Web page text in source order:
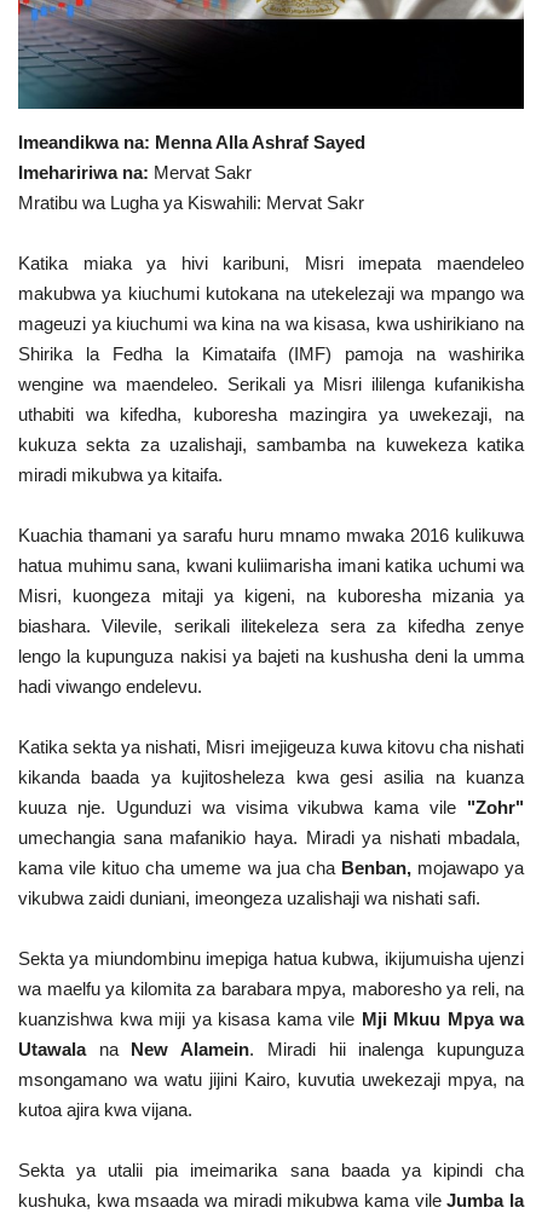
Urithi wa Nasser
Habari
Harakati ya Nasser kwa Vijana
Nasser
Udhamini wa Nasser
Nyaraka na Marejeleo
Waanzilishi
Nyaraka
Nafasi
Washiriki
Video
Maonyesho
Wadhamini
English Swahili español
French Arabic
Imeandikwa na: Menna Alla Ashraf Sayed
Imehaririwa na: Mervat Sakr
Mratibu wa Lugha ya Kiswahili: Mervat Sakr
Katika miaka ya hivi karibuni, Misri imepata maendeleo
makubwa ya kiuchumi kutokana na utekelezaji wa mpango wa
mageuzi ya kiuchumi wa kina na wa kisasa, kwa ushirikiano na
Shirika la Fedha la Kimataifa (IMF) pamoja na washirika
wengine wa maendeleo. Serikali ya Misri ililenga kufanikisha
uthabiti wa kifedha, kuboresha mazingira ya uwekezaji, na
kukuza sekta za uzalishaji, sambamba na kuwekeza katika
miradi mikubwa ya kitaifa.
Kuachia thamani ya sarafu huru mnamo mwaka 2016 kulikuwa
hatua muhimu sana, kwani kuliimarisha imani katika uchumi wa
Misri, kuongeza mitaji ya kigeni, na kuboresha mizania ya
biashara. Vilevile, serikali ilitekeleza sera za kifedha zenye
lengo la kupunguza nakisi ya bajeti na kushusha deni la umma
hadi viwango endelevu.
Katika sekta ya nishati, Misri imejigeuza kuwa kitovu cha nishati
kikanda baada ya kujitosheleza kwa gesi asilia na kuanza
kuuza nje. Ugunduzi wa visima vikubwa kama vile "Zohr"
umechangia sana mafanikio haya. Miradi ya nishati mbadala,
kama vile kituo cha umeme wa jua cha Benban, mojawapo ya
vikubwa zaidi duniani, imeongeza uzalishaji wa nishati safi.
Sekta ya miundombinu imepiga hatua kubwa, ikijumuisha ujenzi
wa maelfu ya kilomita za barabara mpya, maboresho ya reli, na
kuanzishwa kwa miji ya kisasa kama vile Mji Mkuu Mpya wa
Utawalana New Alamein. Miradi hii inalenga kupunguza
msongamano wa watu jijini Kairo, kuvutia uwekezaji mpya, na
kutoa ajira kwa vijana.
Sekta ya utalii pia imeimarika sana baada ya kipindi cha
kushuka, kwa msaada wa miradi mikubwa kama vileJumba la